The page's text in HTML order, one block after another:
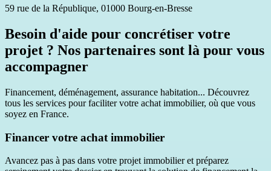
59 rue de la République, 01000 Bourg-en-Bresse
Besoin d'aide pour concrétiser votre
projet ? Nos partenaires sont là pour vous
accompagner
Financement, déménagement, assurance habitation... Découvrez
tous les services pour faciliter votre achat immobilier, où que vous
soyez en France.
Financer votre achat immobilier
Avancez pas à pas dans votre projet immobilier et préparez